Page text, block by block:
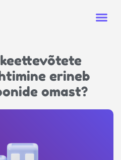
erineb
omast?